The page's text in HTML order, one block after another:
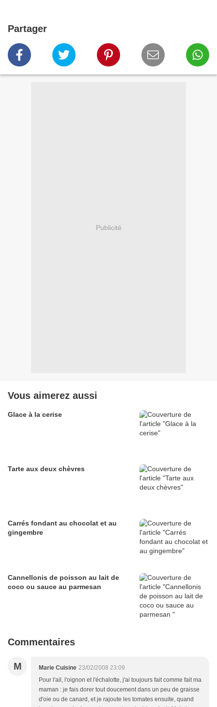
Partager
Publicité
Vous aimerez aussi
Glace à la cerise
Tarte aux deux chèvres
Carrés fondant au chocolat et au
gingembre
Cannellonis de poisson au lait de
coco ou sauce au parmesan
Commentaires
M Marie Cuisine 23/02/2008 23:09
Pour l'ail, l'oignon et l'échalotte, j'ai toujours fait comme fait ma
maman : je fais dorer tout doucement dans un peu de graisse
d'oie ou de canard, et je rajoute les tomates ensuite, quand